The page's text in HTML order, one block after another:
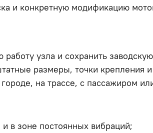
и конкретную модификацию
узла и сохранить
размеры, точки крепления
на трассе, с пассажиром
в зоне постоянных вибраций;